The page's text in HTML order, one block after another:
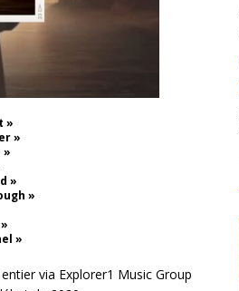
»
»
»
»
»
»
via Explorer1 Music Group